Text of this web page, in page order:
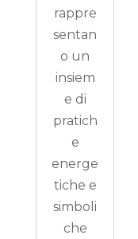
rappre
sentan
o un
insiem
e di
pratich
e
energe
tiche e
simboli
che